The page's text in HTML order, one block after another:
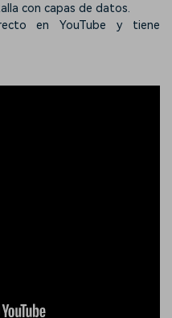
con capas de datos.
en YouTube y tiene